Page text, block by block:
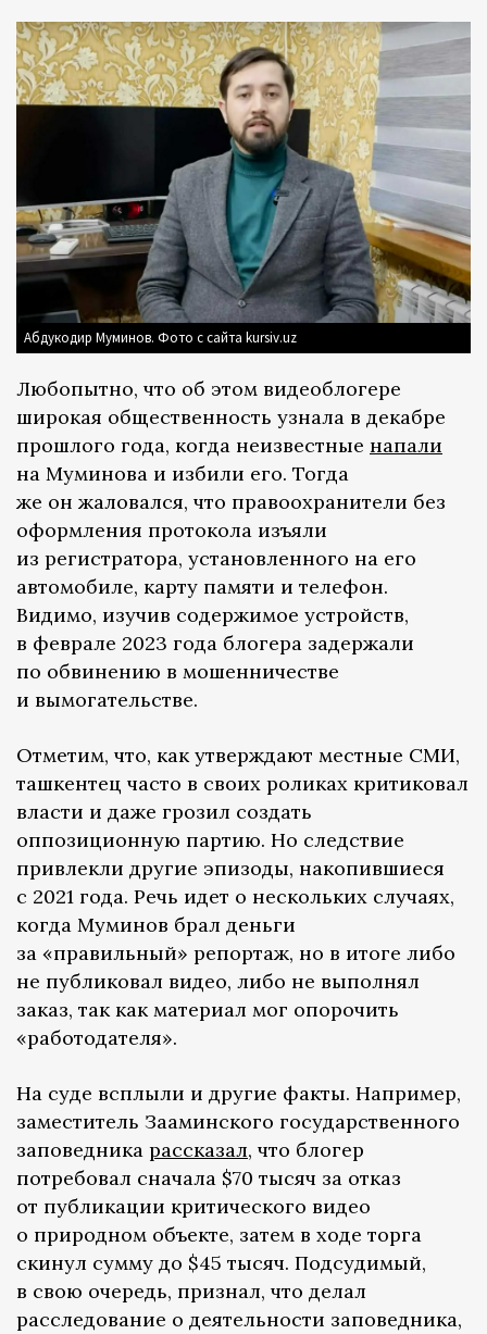
Абдукодир Муминов. Фото с сайта kursiv.uz
Любопытно, что об этом видеоблогере
широкая общественность узнала в декабре
прошлого года, когда неизвестные напали
на Муминова и избили его. Тогда
же он жаловался, что правоохранители без
оформления протокола изъяли
из регистратора, установленного на его
автомобиле, карту памяти и телефон.
Видимо, изучив содержимое устройств,
в феврале 2023 года блогера задержали
по обвинению в мошенничестве
и вымогательстве.
Отметим, что, как утверждают местные СМИ,
ташкентец часто в своих роликах критиковал
власти и даже грозил создать
оппозиционную партию. Но следствие
привлекли другие эпизоды, накопившиеся
с 2021 года. Речь идет о нескольких случаях,
когда Муминов брал деньги
за «правильный» репортаж, но в итоге либо
не публиковал видео, либо не выполнял
заказ, так как материал мог опорочить
«работодателя».
На суде всплыли и другие факты. Например,
заместитель Зааминского государственного
заповедника рассказал, что блогер
потребовал сначала $70 тысяч за отказ
от публикации критического видео
о природном объекте, затем в ходе торга
скинул сумму до $45 тысяч. Подсудимый,
в свою очередь, признал, что делал
расследование о деятельности заповедника,